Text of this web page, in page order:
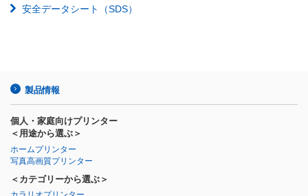
安全データシート（SDS）
製品情報
個人・家庭向けプリンター
＜用途から選ぶ＞
ホームプリンター
写真高画質プリンター
＜カテゴリーから選ぶ＞